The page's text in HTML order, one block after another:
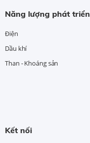
Năng lượng phát triển
Điện
Dầu khí
Than - Khoáng sản
Kết nối